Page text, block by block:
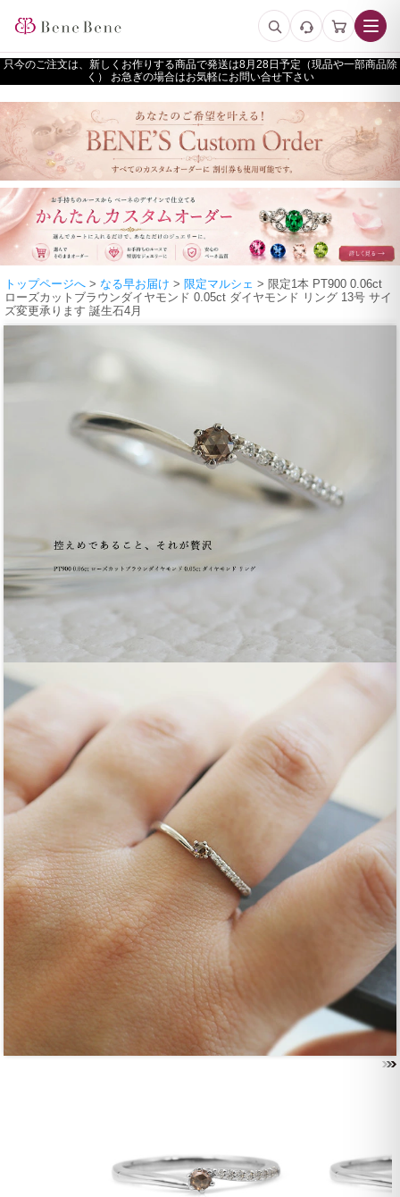
只今のご注文は、新しくお作りする商品で発送は
予定（現品や一部商品除
く） お急ぎの場合はお気軽にお問い合せ下さい
トップページへ > なる早お届け > 限定マルシェ > 限定1本 PT900 0.06ct
ローズカットブラウンダイヤモンド 0.05ct ダイヤモンド リング 13号 サイ
ズ変更承ります 誕生石4月